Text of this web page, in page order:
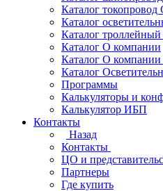
Каталог токопровод
Каталог
Каталог
Каталог О компании
Каталог О компании
Каталог
Программы
Калькуляторы и
Калькулятор ИБП
Контакты
Назад
Контакты
ЦО и
Партнеры
Где купить